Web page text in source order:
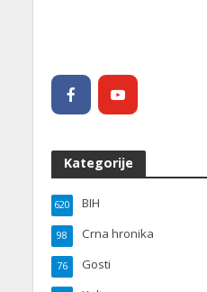
Kategorije
BIH
620
Crna hronika
98
Gosti
76